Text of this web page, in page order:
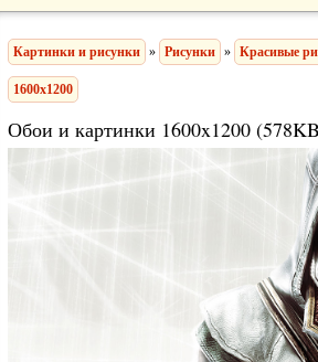
Картинки и рисунки » Рисунки » Красивые
1600x1200
Обои и картинки 1600x1200